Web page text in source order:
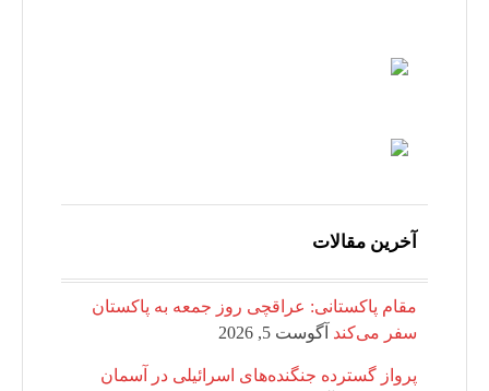
آخرین مقالات
مقام پاکستانی: عراقچی روز جمعه به پاکستان
سفر می‌کند آگوست 5, 2026
پرواز گسترده جنگنده‌های اسرائیلی در آسمان